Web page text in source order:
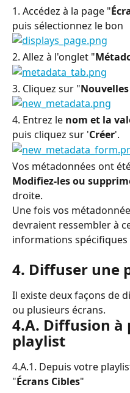
1. Accédez à la page "
puis sélectionnez le bon
2. Allez à l'onglet "
3. Cliquez sur "
4. Entrez le nom et la
puis cliquez sur 'Créer'.
Vos métadonnées ont
Modifiez-les ou
droite.
Une fois vos
devraient ressembler à
informations spécifiques
4. Diffuser une
Il existe deux façons de
ou plusieurs écrans.
4.A. Diffusion
playlist
4.A.1. Depuis votre
"Écrans Cibles"